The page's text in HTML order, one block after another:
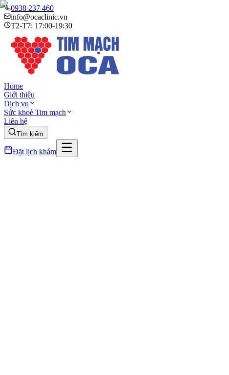
0938 237 460
info@ocaclinic.vn
T2-T7: 17:00-19:30
Home
Giới thiệu
Dịch vụ
Sức khoẻ Tim mạch
Liên hệ
Tìm kiếm
Đặt lịch khám